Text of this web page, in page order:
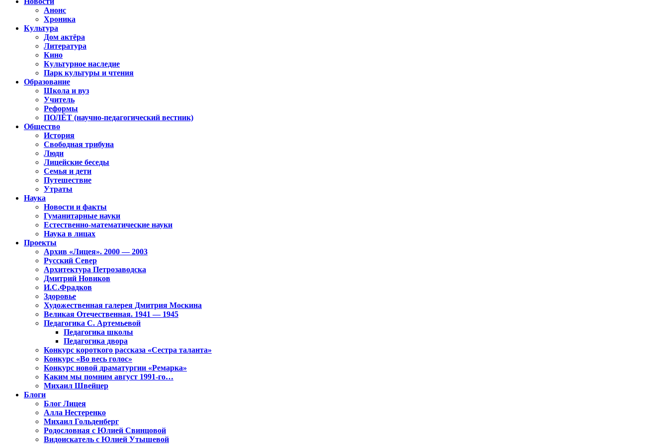
Анонс
Хроника
Культура
Дом актёра
Литература
Кино
Культурное наследие
Парк культуры и чтения
Образование
Школа и вуз
Учитель
Реформы
ПОЛЁТ (научно-педагогический вестник)
Общество
История
Свободная трибуна
Люди
Лицейские беседы
Семья и дети
Путешествие
Утраты
Наука
Новости и факты
Гуманитарные науки
Естественно-математические науки
Наука в лицах
Проекты
Архив «Лицея». 2000 — 2003
Русский Север
Архитектура Петрозаводска
Дмитрий Новиков
И.С.Фрадков
Здоровье
Художественная галерея Дмитрия Москина
Великая Отечественная. 1941 — 1945
Педагогика С. Артемьевой
Педагогика школы
Педагогика двора
Конкурс короткого рассказа «Сестра таланта»
Конкурс «Во весь голос»
Конкурс новой драматургии «Ремарка»
Каким мы помним август 1991-го…
Михаил Швейцер
Блоги
Блог Лицея
Алла Нестеренко
Михаил Гольденберг
Родословная с Юлией Свинцовой
Видоискатель с Юлией Утышевой